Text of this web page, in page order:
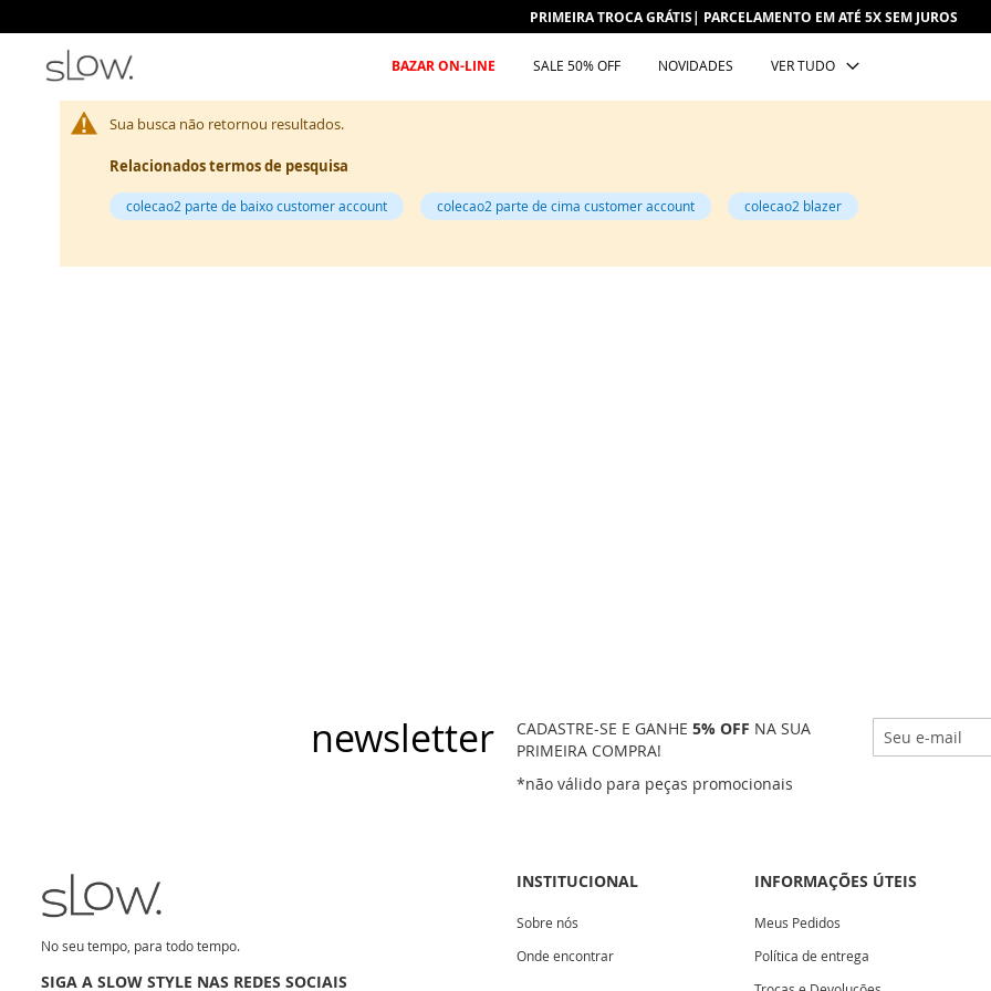
PRIMEIRA TROCA GRÁTIS| PARCELAMENTO EM ATÉ 5X SEM JUROS
BAZAR ON-LINE SALE 50% OFF NOVIDADES VER TUDO
Sua busca não retornou resultados.
Relacionados termos de pesquisa
colecao2 parte de baixo customer account colecao2 parte de cima customer account colecao2 blazer
newsletter CADASTRE-SE E GANHE 5% OFF NA SUA
PRIMEIRA COMPRA!
*não válido para peças promocionais
No seu tempo, para todo tempo.
SIGA A SLOW STYLE NAS REDES SOCIAIS
INSTITUCIONAL
Sobre nós
Onde encontrar
INFORMAÇÕES ÚTEIS
Meus Pedidos
Política de entrega